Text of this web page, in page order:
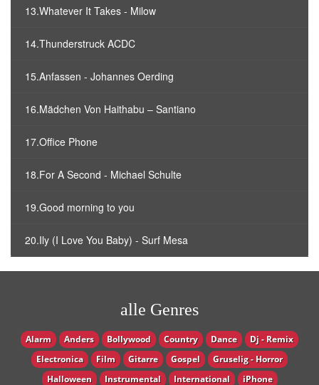
13.Whatever It Takes - Milow
14.Thunderstruck ACDC
15.Anfassen - Johannes Oerding
16.Mädchen Von Haithabu – Santiano
17.Office Phone
18.For A Second - Michael Schulte
19.Good morning to you
20.Ily (I Love You Baby) - Surf Mesa
alle Genres
Alarm Anders Bollywood Country Dance
Dj - Remix
Electronica
Film Gitarre Gospel
Gruselig - Horror
Halloween
Instrumental International iPhone